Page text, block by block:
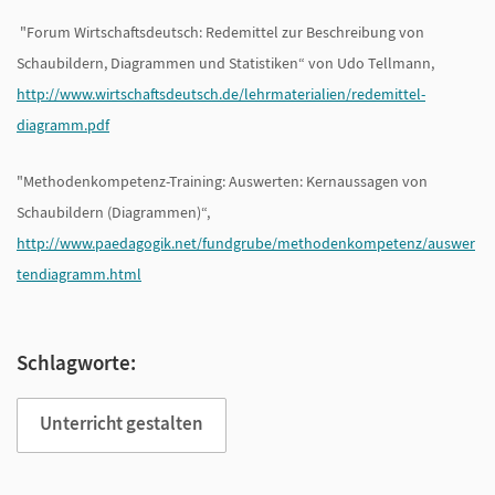
"Forum Wirtschaftsdeutsch: Redemittel zur Beschreibung von
Schaubildern, Diagrammen und Statistiken“ von Udo Tellmann,
http://www.wirtschaftsdeutsch.de/lehrmaterialien/redemittel-
diagramm.pdf
"Methodenkompetenz-Training: Auswerten: Kernaussagen von
Schaubildern (Diagrammen)“,
http://www.paedagogik.net/fundgrube/methodenkompetenz/auswer
tendiagramm.html
Schlagworte:
Unterricht gestalten